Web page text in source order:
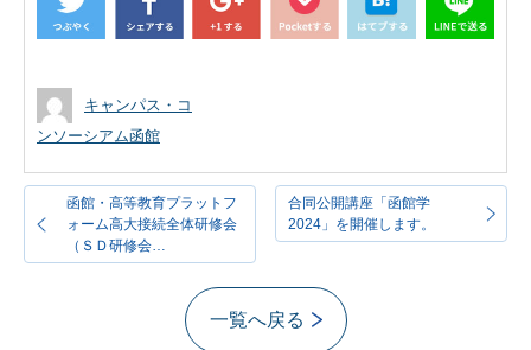
キャンパス・コ
ンソーシアム函館
函館・高等教育プラットフ
ォーム高大接続全体研修会
（ＳＤ研修会…
合同公開講座「函館学
2024」を開催します。
一覧へ戻る